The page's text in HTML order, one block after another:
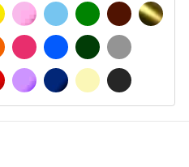
SIGNAL
ROSE
FUCHSIA
LILA
HELLBLAU
BLAU
DUNKELBLAU
GRÜN
DUNKELGRÜN
BEIGE
DUNKELBRAUN
HELLGRAU
DUNKELGRAU
GOLD